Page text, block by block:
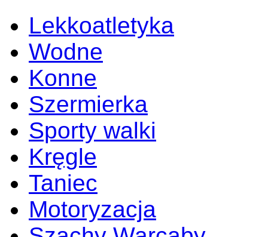
Lekkoatletyka
Wodne
Konne
Szermierka
Sporty walki
Kręgle
Taniec
Motoryzacja